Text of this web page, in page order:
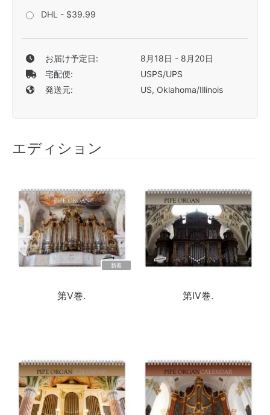
DHL - $39.99
お届け予定日:
8月18日 - 8月20日
宅配便:
USPS/UPS
発送元:
US, Oklahoma/Illinois
エディション
新着
第V巻. 第IV巻.